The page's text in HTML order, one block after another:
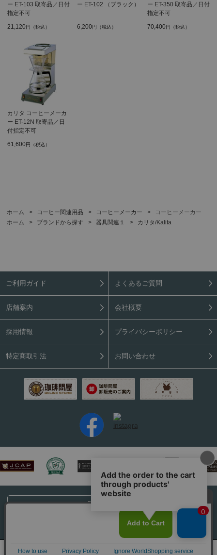
0
ー ET-103 取寄品／日付
指定不可
21,120円（税込）
ー ET-102 （ブラック）
6,200円（税込）
ー ET-350 取寄品／日付
指定不可
70,400円（税込）
カリタ コーヒーメーカ
ー ET-12N 取寄品／日
付指定不可
61,600円（税込）
ホーム > コーヒー関連用品 > コーヒーメーカー >
コーヒーメーカー
ホーム
> ブランドから探す > 器具関連１ > カリタ/Kalita
ご利用ガイド よくあるご質問
店舗案内 会社概要
採用情報 プライバシーポリシー
特定商取引法 お問い合わせ
PC表示はこちら
Copyright (C) 2026 Coffee Tonya. All rights reserved.